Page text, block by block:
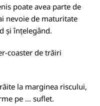
poate avea parte de
nevoie de maturitate
și înțelegând.
coaster de trăiri
la marginea riscului,
pe ... suflet.